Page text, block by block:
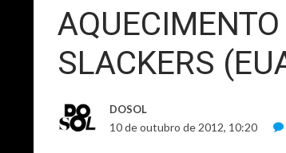
SLACKERS
DOSOL
10 de outubro de 2012, 10:20